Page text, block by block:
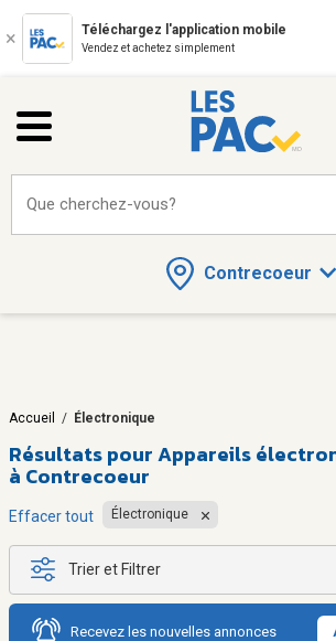
Téléchargez l'application mobile
Vendez et achetez simplement
Contrecoeur
Que cherchez-vous?
Accueil / Électronique
Résultats pourAppareils
à Contrecoeur
Effacer tout Électronique
Trier et Filtrer
Recevez les nouvelles annonces